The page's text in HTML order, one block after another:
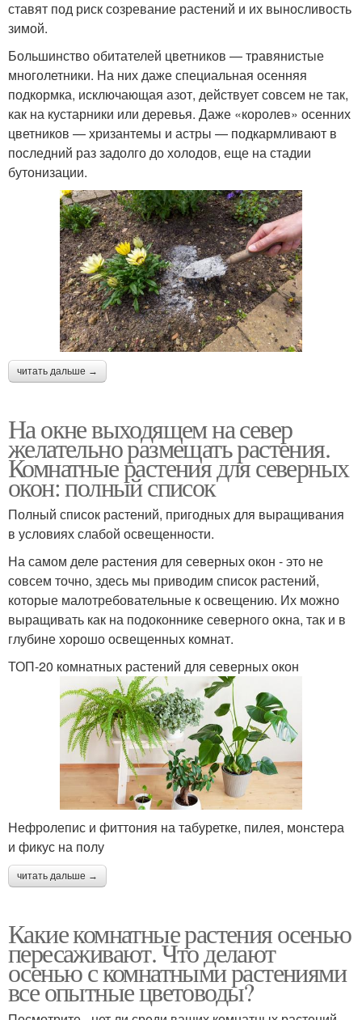
ставят под риск созревание растений и их выносливость
зимой.
Большинство обитателей цветников — травянистые
многолетники. На них даже специальная осенняя
подкормка, исключающая азот, действует совсем не так,
как на кустарники или деревья. Даже «королев» осенних
цветников — хризантемы и астры — подкармливают в
последний раз задолго до холодов, еще на стадии
бутонизации.
читать дальше →
На окне выходящем на север
желательно размещать растения.
Комнатные растения для северных
окон: полный список
Полный список растений, пригодных для выращивания
в условиях слабой освещенности.
На самом деле растения для северных окон - это не
совсем точно, здесь мы приводим список растений,
которые малотребовательные к освещению. Их можно
выращивать как на подоконнике северного окна, так и в
глубине хорошо освещенных комнат.
ТОП-20 комнатных растений для северных окон
Нефролепис и фиттония на табуретке, пилея, монстера
и фикус на полу
читать дальше →
Какие комнатные растения осенью
пересаживают. Что делают
осенью с комнатными растениями
все опытные цветоводы?